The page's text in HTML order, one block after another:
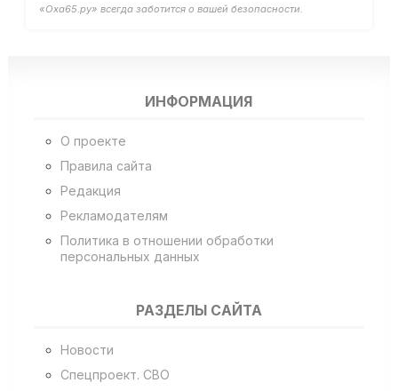
«Оха65.ру» всегда заботится о вашей безопасности.
ИНФОРМАЦИЯ
О проекте
Правила сайта
Редакция
Рекламодателям
Политика в отношении обработки
персональных данных
РАЗДЕЛЫ САЙТА
Новости
Спецпроект. СВО